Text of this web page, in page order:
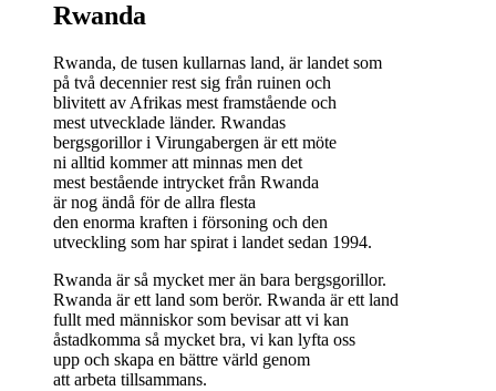
Rwanda
Rwanda, de tusen kullarnas land, är landet som
på två decennier rest sig från ruinen och
blivitett av Afrikas mest framstående och
mest utvecklade länder. Rwandas
bergsgorillor i Virungabergen är ett möte
ni alltid kommer att minnas men det
mest bestående intrycket från Rwanda
är nog ändå för de allra flesta
den enorma kraften i försoning och den
utveckling som har spirat i landet sedan 1994.
Rwanda är så mycket mer än bara bergsgorillor.
Rwanda är ett land som berör. Rwanda är ett land
fullt med människor som bevisar att vi kan
åstadkomma så mycket bra, vi kan lyfta oss
upp och skapa en bättre värld genom
att arbeta tillsammans.